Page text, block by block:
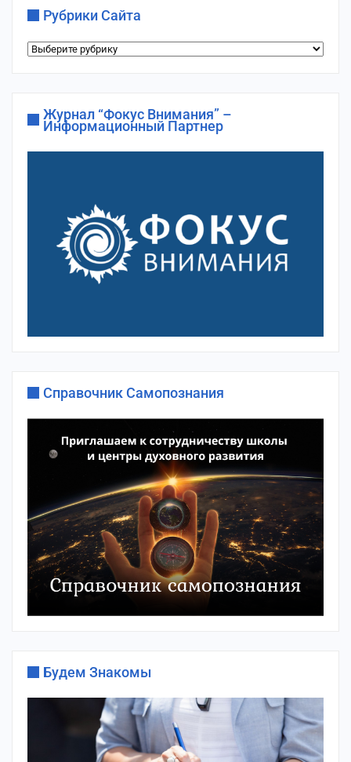
Рубрики Сайта
Рубрики
Журнал “Фокус Внимания” –
Информационный Партнер
Справочник Самопознания
Будем Знакомы